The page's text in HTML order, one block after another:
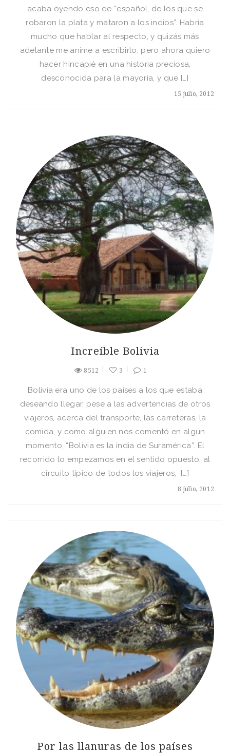
15 julio, 2012
acaba oyendo eso de “español, de los que se
robaron la plata y mataron a los indios”. Habría
mucho que hablar al respecto, y quizás más
adelante me anime a escribirlo, pero ahora quiero
hacer hincapié en una historia preciosa,
desconocida para la mayoría, y que […]
Increíble Bolivia
8512 3 1
8 julio, 2012
Bolivia era uno de los países a los que estaba
deseando llegar, pese a las advertencias de otros
viajeros, acerca del transporte, las carreteras, la
comida, y como alguien nos comentó en algún
momento, “Bolivia es la india de Suramérica”. El
recorrido lo empezamos en el sentido opuesto, al
circuito típico de todos los viajeros, […]
Por las llanuras de los países